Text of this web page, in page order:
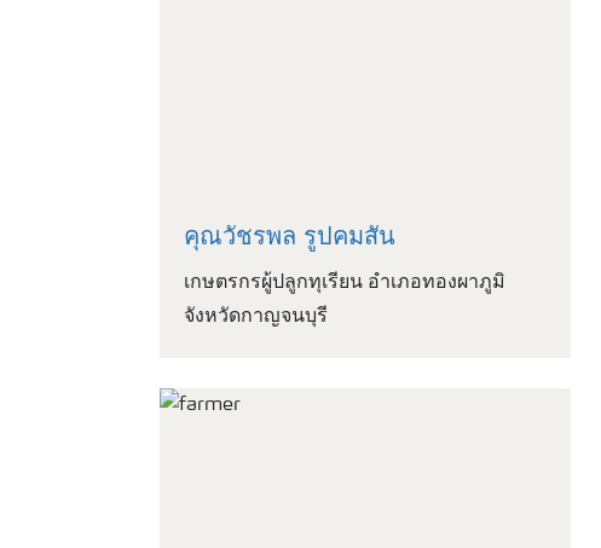
คุณวัชรพล รูปคมสัน
เกษตรกรผู้ปลูกทุเรียน อำเภอทองผาภูมิ
จังหวัดกาญจนบุรี